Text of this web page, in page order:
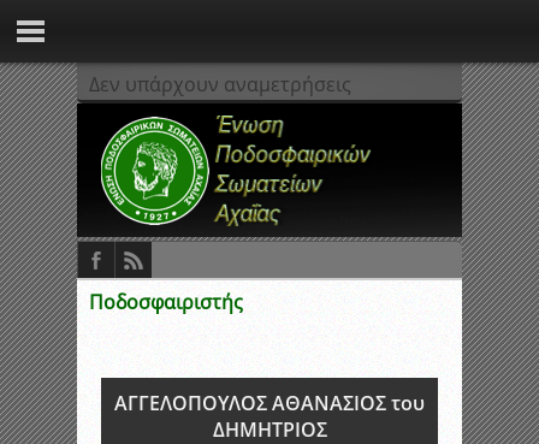
Δεν υπάρχουν αναμετρήσεις
Ποδοσφαιριστής
ΑΓΓΕΛΟΠΟΥΛΟΣ ΑΘΑΝΑΣΙΟΣ του
ΔΗΜΗΤΡΙΟΣ